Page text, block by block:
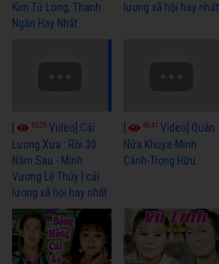
Kim Tử Long, Thanh
Ngân Hay Nhất
lương xã hội hay nhất
6325 Video] Cải
Lương Xưa : Rồi 30
Năm Sau - Minh
Vương Lệ Thủy | cải
lương xã hội hay nhất
6041Video] Quán
Nửa Khuya-Minh
Cảnh-Trọng Hữu